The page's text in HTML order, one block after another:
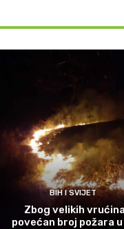
BIH I SVIJET
Zbog velikih vrućina
povećan broj požara u